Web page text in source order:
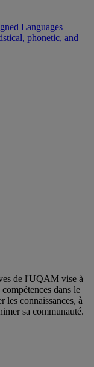
Languages
phonetic, and
de l'UQAM vise à
dans le
les connaissances, à
sa communauté.